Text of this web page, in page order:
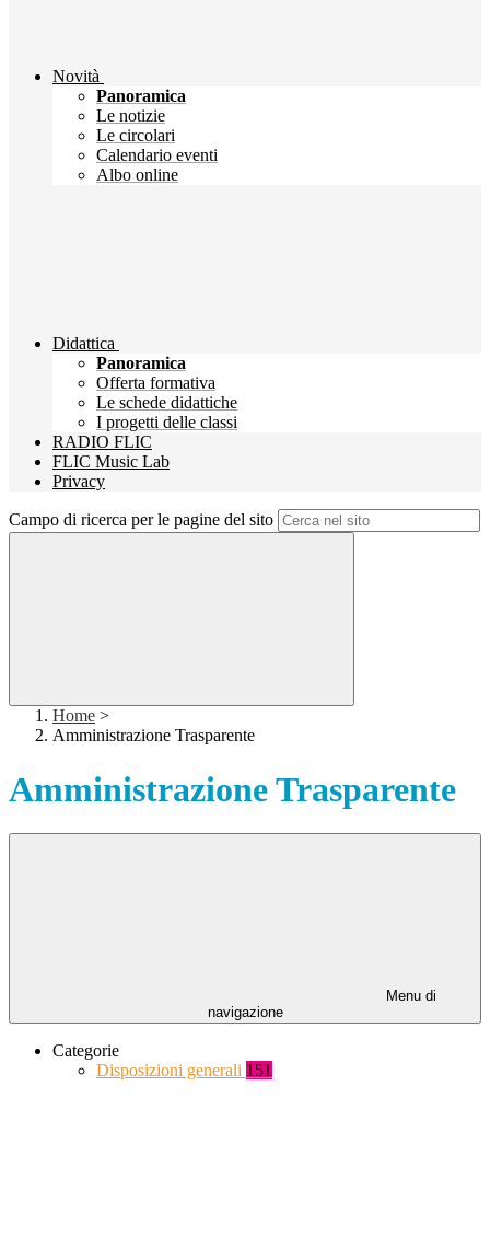
Novità
Panoramica
Le notizie
Le circolari
Calendario eventi
Albo online
Didattica
Panoramica
Offerta formativa
Le schede didattiche
I progetti delle classi
RADIO FLIC
FLIC Music Lab
Privacy
Campo di ricerca per le pagine del sito
Home >
Amministrazione Trasparente
Amministrazione Trasparente
Menu di
navigazione
Categorie
Disposizioni generali 151